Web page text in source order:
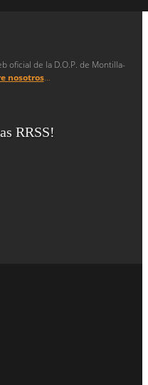
oficial de la D.O.P. de Montilla-
nosotros…
RRSS!